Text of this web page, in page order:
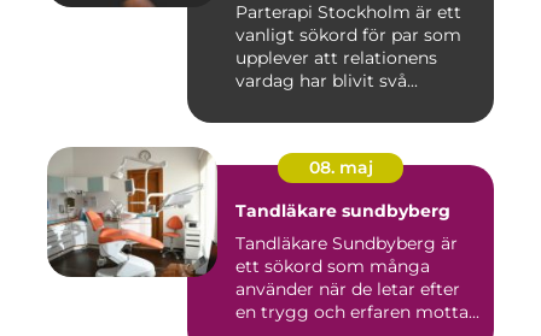
Parterapi Stockholm är ett
vanligt sökord för par som
upplever att relationens
vardag har blivit svå...
08. maj
Tandläkare sundbyberg
Tandläkare Sundbyberg är
ett sökord som många
använder när de letar efter
en trygg och erfaren motta...